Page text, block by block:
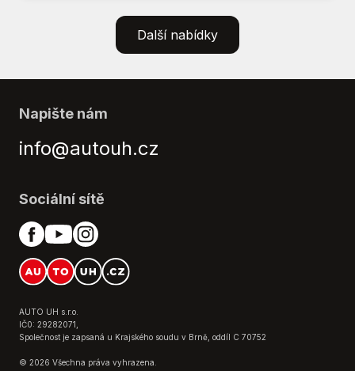
Další nabídky
AUTO UH s.r.o.
IČ0: 29282071,
Společnost je zapsaná u Krajského soudu v Brně, oddíl C 70752
© 2026 Všechna práva vyhrazena.
Napište nám
info@autouh.cz
Sociální sítě